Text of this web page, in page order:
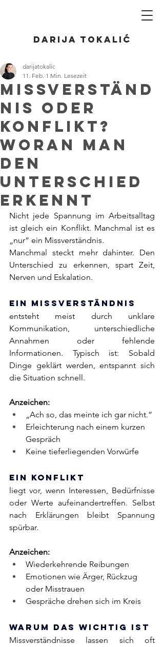
Darija Tokalić
Missverständ
nis oder
Konflikt?
Woran man
den
Unterschied
erkennt
darijatokalic
11. Feb. 1 Min. Lesezeit
Nicht jede Spannung im Arbeitsalltag
ist gleich ein Konflikt. Manchmal ist es
„nur“ ein Missverständnis.
Manchmal steckt mehr dahinter. Den
Unterschied zu erkennen, spart Zeit,
Nerven und Eskalation.
Ein Missverständnis
entsteht meist durch unklare
Kommunikation, unterschiedliche
Annahmen oder fehlende
Informationen. Typisch ist: Sobald
Dinge geklärt werden, entspannt sich
die Situation schnell.
Anzeichen:
„Ach so, das meinte ich gar nicht.“
Erleichterung nach einem kurzen
Gespräch
Keine tieferliegenden Vorwürfe
Ein Konflikt
liegt vor, wenn Interessen, Bedürfnisse
oder Werte aufeinandertreffen. Selbst
nach Erklärungen bleibt Spannung
spürbar.
Anzeichen:
Wiederkehrende Reibungen
Emotionen wie Ärger, Rückzug
oder Misstrauen
Gespräche drehen sich im Kreis
Warum das wichtig ist
Missverständnisse lassen sich oft